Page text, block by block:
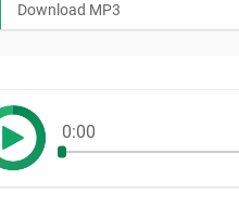
Download MP3
0:00